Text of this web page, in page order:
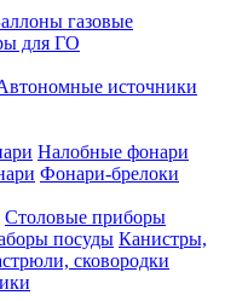
газовые
для ГО
источники
Налобные фонари
Фонари-брелоки
Столовые приборы
посуды Канистры,
сковородки